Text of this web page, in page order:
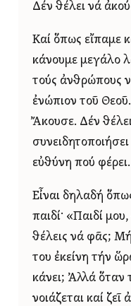
Δέν θέλει νά
Καί ὅπως εἴπαμε
κάνουμε μεγάλο
τούς ἀνθρώπους
ἐνώπιον τοῦ
Ἄκουσε. Δέν
εὐθύνη πού φέρει.
Εἶναι δηλαδή
παιδί· «Παιδί
θέλεις νά φᾶς;
του ἐκείνη τήν
κάνει; Ἀλλά ὅταν
νοιάζεται καί